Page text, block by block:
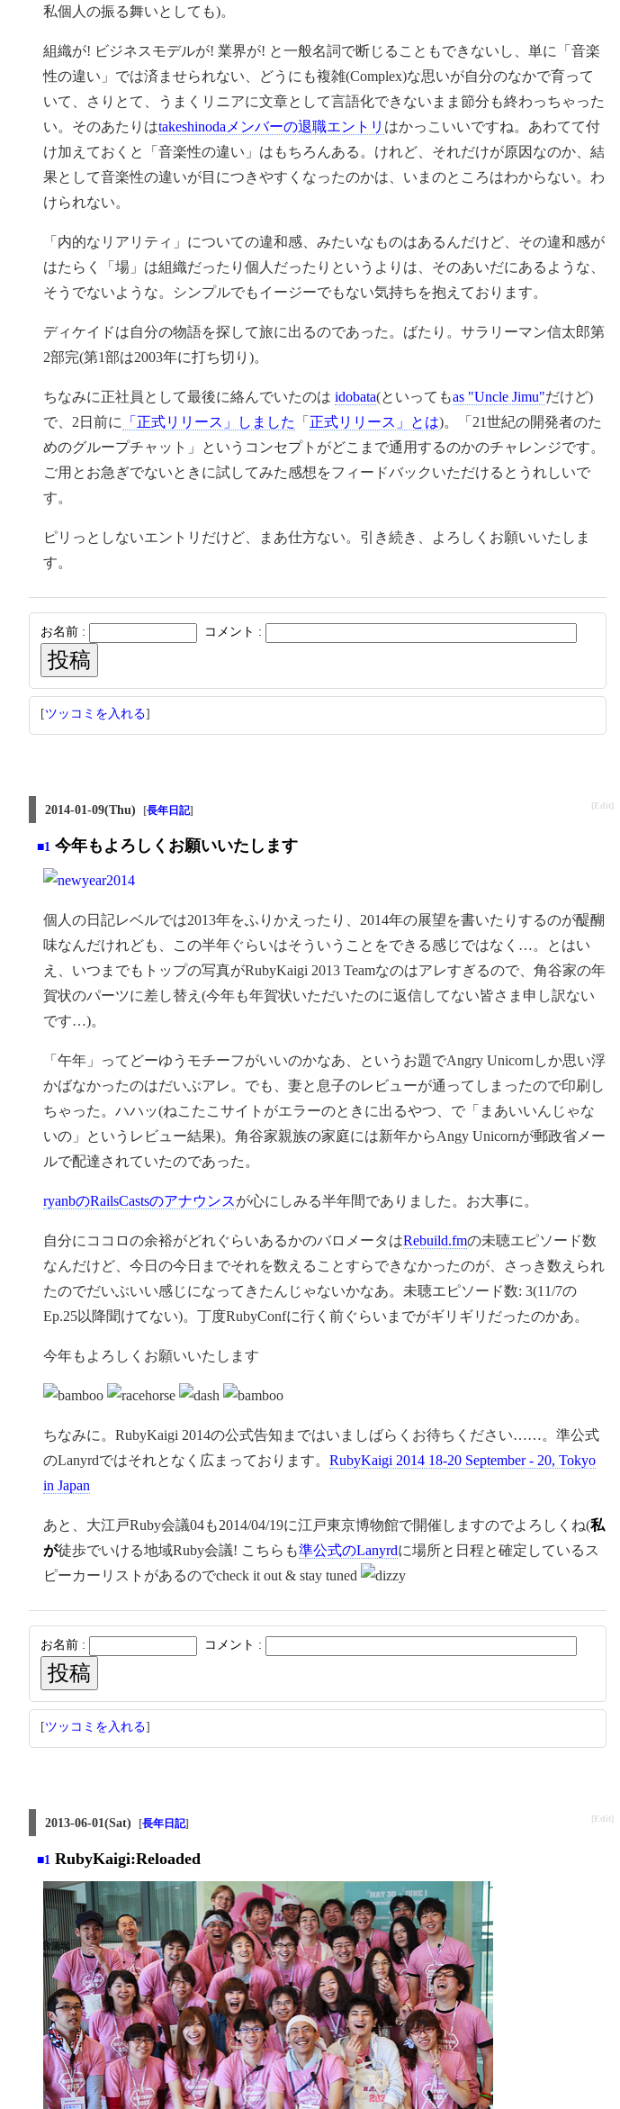
私個人の振る舞いとしても)。
組織が! ビジネスモデルが! 業界が! と一般名詞で断じることもできないし、単に「音楽
性の違い」では済ませられない、どうにも複雑(Complex)な思いが自分のなかで育って
いて、さりとて、うまくリニアに文章として言語化できないまま節分も終わっちゃった
い。そのあたりはtakeshinodaメンバーの退職エントリ はかっこいいですね。あわてて付
け加えておくと「音楽性の違い」はもちろんある。けれど、それだけが原因なのか、結
果として音楽性の違いが目につきやすくなったのかは、いまのところはわからない。わ
けられない。
「内的なリアリティ」についての違和感、みたいなものはあるんだけど、その違和感が
はたらく「場」は組織だったり個人だったりというよりは、そのあいだにあるような、
そうでないような。シンプルでもイージーでもない気持ちを抱えております。
ディケイドは自分の物語を探して旅に出るのであった。ばたり。サラリーマン信太郎第
2部完(第1部は2003年に打ち切り)。
ちなみに正社員として最後に絡んでいたのは idobata(といってもas "Uncle Jimu"だけど)
で、2日前に
「正式リリース」しました 「 正式リリース」とは)。「21世紀の開発者のた
めのグループチャット」というコンセプトがどこまで通用するのかのチャレンジです。
ご用とお急ぎでないときに試してみた感想をフィードバックいただけるとうれしいで
す。
ピリっとしないエントリだけど、まあ仕方ない。引き続き、よろしくお願いいたしま
す。
お名前 : コメント :
[ツッコミを入れる]
2014-01-09(Thu) [長年日記] [Edit]
■1 今年もよろしくお願いいたします
個人の日記レベルでは2013年をふりかえったり、2014年の展望を書いたりするのが醍醐
味なんだけれども、この半年ぐらいはそういうことをできる感じではなく…。とはい
え、いつまでもトップの写真がRubyKaigi 2013 Teamなのはアレすぎるので、角谷家の年
賀状のパーツに差し替え(今年も年賀状いただいたのに返信してない皆さま申し訳ない
です…)。
「午年」ってどーゆうモチーフがいいのかなあ、というお題でAngry Unicornしか思い浮
かばなかったのはだいぶアレ。でも、妻と息子のレビューが通ってしまったので印刷し
ちゃった。ハハッ(ねこたこサイトがエラーのときに出るやつ、で「まあいいんじゃな
いの」というレビュー結果)。角谷家親族の家庭には新年からAngy Unicornが郵政省メー
ルで配達されていたのであった。
ryanbのRailsCastsのアナウンスが心にしみる半年間でありました。お大事に。
自分にココロの余裕がどれぐらいあるかのバロメータはRebuild.fmの未聴エピソード数
なんだけど、今日の今日までそれを数えることすらできなかったのが、さっき数えられ
たのでだいぶいい感じになってきたんじゃないかなあ。未聴エピソード数: 3(11/7の
Ep.25以降聞けてない)。丁度RubyConfに行く前ぐらいまでがギリギリだったのかあ。
今年もよろしくお願いいたします
ちなみに。RubyKaigi 2014の公式告知まではいましばらくお待ちください……。準公式
のLanyrdではそれとなく広まっております。 RubyKaigi 2014 18-20 September - 20, Tokyo
in Japan
あと、大江戸Ruby会議04も2014/04/19に江戸東京博物館で開催しますのでよろしくね(私
が徒歩でいける地域Ruby会議! こちらも準公式のLanyrdに場所と日程と確定しているス
ピーカーリストがあるのでcheck it out & stay tuned
お名前 : コメント :
[ツッコミを入れる]
2013-06-01(Sat) [長年日記] [Edit]
■1 RubyKaigi:Reloaded